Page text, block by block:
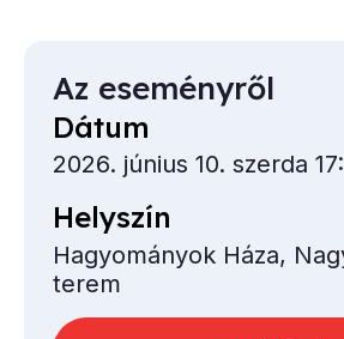
Az eseményről
Dátum
2026. június 10. szerda
Helyszín
Hagyományok Háza,
terem